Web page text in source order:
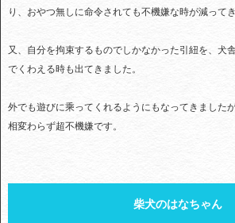
り、おやつ無しに命令されても不機嫌な時が減ってき
又、自分を拘束するものでしかなかった引紐を、犬
でくわえる時も出てきました。
外でも遊びに乘ってくれるようにもなってきました
相変わらず超不機嫌です。
柴犬のはなちゃん